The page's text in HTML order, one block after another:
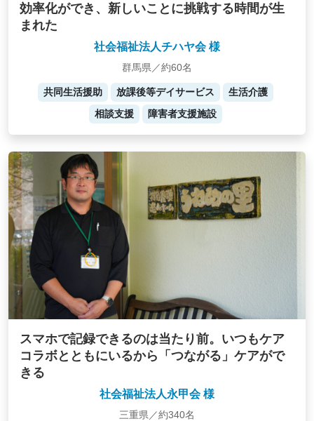
効率化ができ、新しいことに挑戦する時間が生
まれた
社会福祉法人チハヤ会 様
群馬県／約60名
共同生活援助 放課後等デイサービス
生活介護
相談支援
障害者支援施設
スマホで記録できるのは当たり前。いつもケア
コラボとともにいるから「つながる」ケアがで
きる
社会福祉法人永甲会 様
三重県／約340名